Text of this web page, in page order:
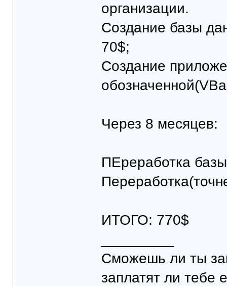
организации.
Создание базы
70$;
Создание
Через 8 месяцев:
ПЕреработка
ИТОГО: 770$
Сможешь ли ты
заплатят ли тебе